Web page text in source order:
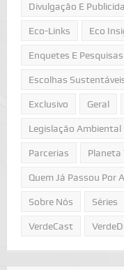
Divulgação E
Eco-Links Eco
Enquetes E Pesquisas
Escolhas
Exclusivo Geral
Legislação Ambiental
Parcerias Planeta
Quem Já Passou Por
Sobre Nós Séries
VerdeCast